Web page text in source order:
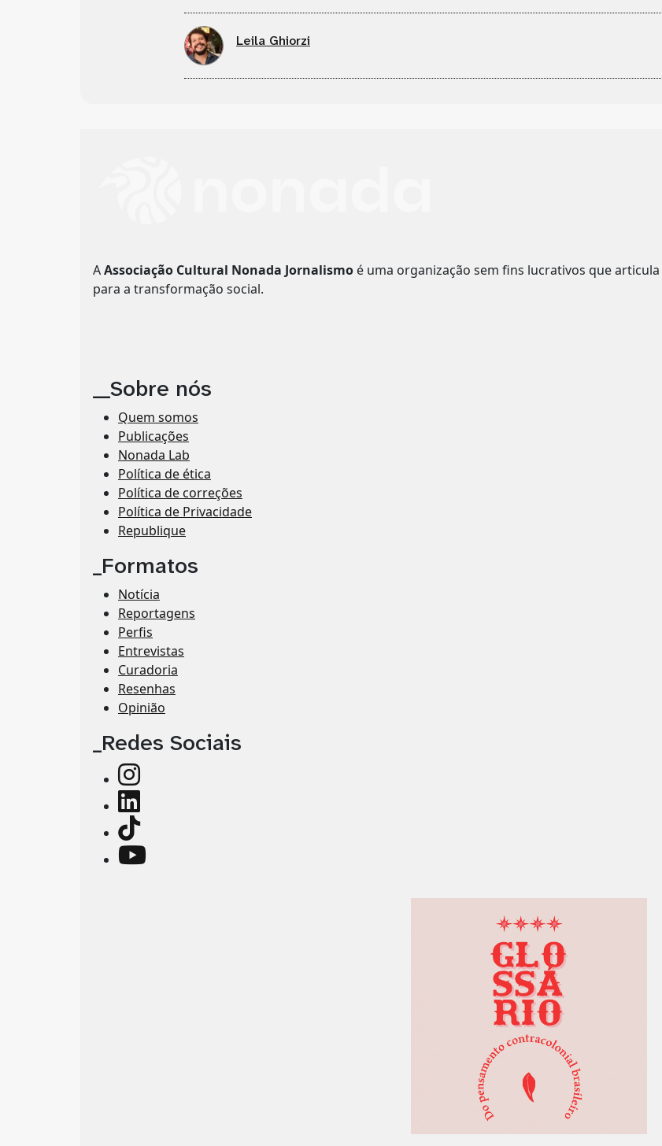
Leila Ghiorzi
AAssociação Cultural Nonada Jornalismo é uma organização sem fins lucrativos que articula
para a transformação social.
__Sobre nós
Quem somos
Publicações
Nonada Lab
Política de ética
Política de correções
Política de Privacidade
Republique
_Formatos
Notícia
Reportagens
Perfis
Entrevistas
Curadoria
Resenhas
Opinião
_Redes Sociais